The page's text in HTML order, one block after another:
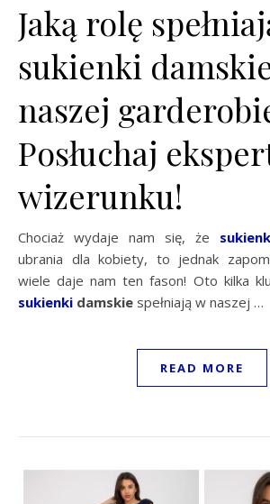
Jaką rolę
sukienki
naszej
Posłuchaj
wizerunku!
Chociaż wydaje nam się, że
ubrania dla kobiety, to jednak
wiele daje nam ten fason! Oto kilka
sukienki damskie spełniają w naszej …
READ MORE